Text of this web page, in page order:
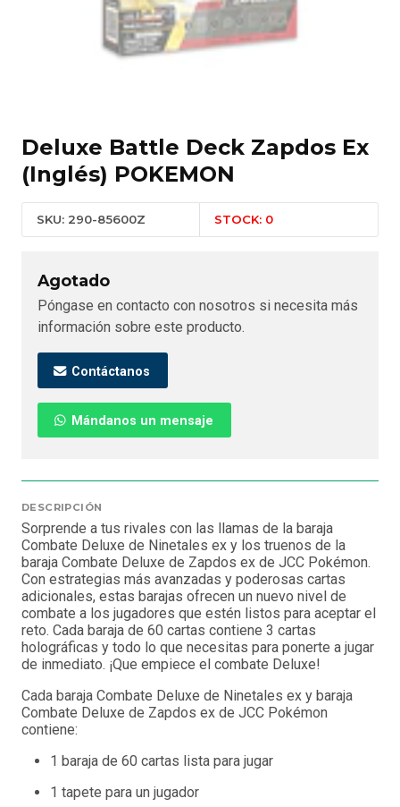
Deluxe Battle Deck Zapdos Ex
(Inglés) POKEMON
SKU: 290-85600Z STOCK: 0
Agotado
Póngase en contacto con nosotros si necesita más
información sobre este producto.
Contáctanos
Mándanos un mensaje
DESCRIPCIÓN
Sorprende a tus rivales con las llamas de la baraja
Combate Deluxe de Ninetales ex y los truenos de la
baraja Combate Deluxe de Zapdos ex de JCC Pokémon.
Con estrategias más avanzadas y poderosas cartas
adicionales, estas barajas ofrecen un nuevo nivel de
combate a los jugadores que estén listos para aceptar el
reto. Cada baraja de 60 cartas contiene 3 cartas
holográficas y todo lo que necesitas para ponerte a jugar
de inmediato. ¡Que empiece el combate Deluxe!
Cada baraja Combate Deluxe de Ninetales ex y baraja
Combate Deluxe de Zapdos ex de JCC Pokémon
contiene:
1 baraja de 60 cartas lista para jugar
1 tapete para un jugador